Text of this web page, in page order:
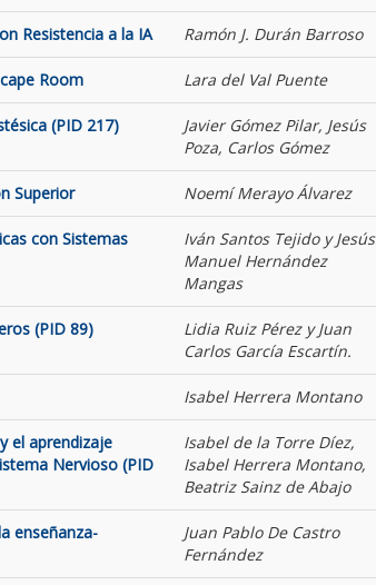
Resistencia a la IA Ramón J. Durán Barroso
Room Lara del Val Puente
(PID 217)
Javier Gómez Pilar, Jesús
Poza, Carlos Gómez
Superior Noemí Merayo Álvarez
con Sistemas
Iván Santos Tejido y Jesús
Manuel Hernández
Mangas
(PID 89)
Lidia Ruiz Pérez y Juan
Carlos García Escartín.
Isabel Herrera Montano
el aprendizaje
Nervioso (PID
Isabel de la Torre Díez,
Isabel Herrera Montano,
Beatriz Sainz de Abajo
enseñanza-
Juan Pablo De Castro
Fernández